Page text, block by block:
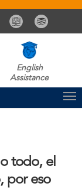
English
Assistance
todo, el
por eso